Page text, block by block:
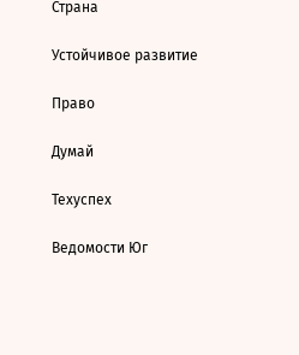
Страна
Устойчивое развитие
Право
Думай
Техуспех
Ведомости Юг